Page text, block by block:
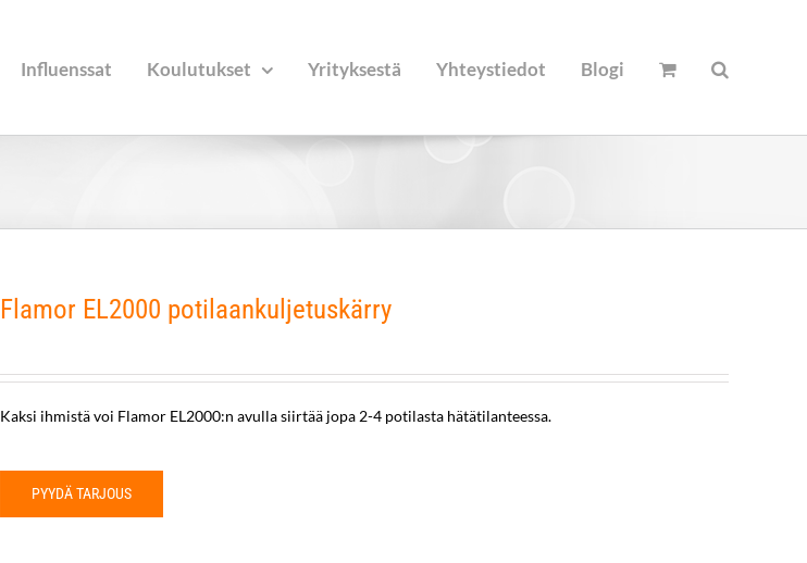
Influenssat Koulutukset Yrityksestä Yhteystiedot Blogi
Flamor EL2000 potilaankuljetuskärry
Kaksi ihmistä voi Flamor EL2000:n avulla siirtää jopa 2-4 potilasta hätätilanteessa.
PYYDÄ TARJOUS